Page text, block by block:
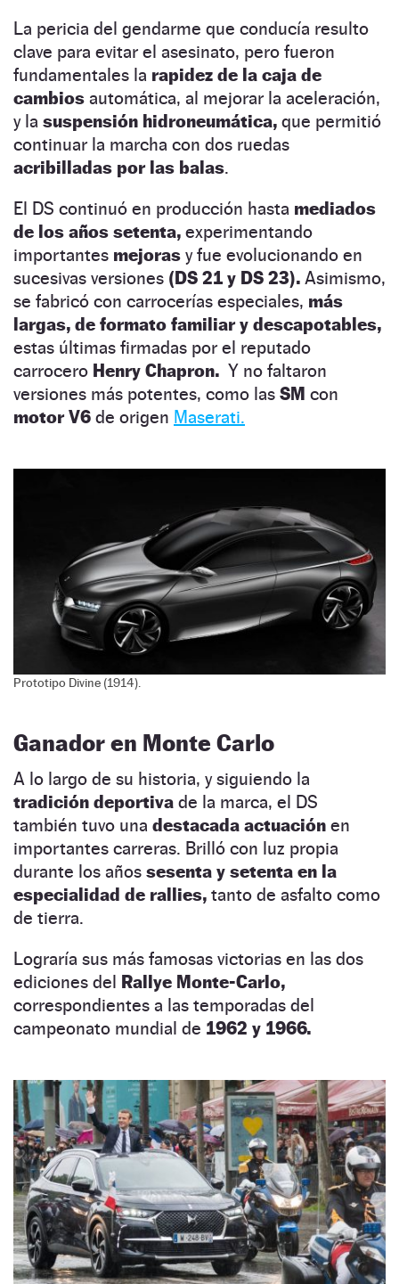
La pericia del gendarme que conducía resulto
clave para evitar el asesinato, pero fueron
fundamentales la rapidez de la caja de
cambios automática, al mejorar la aceleración,
y la suspensión hidroneumática, que permitió
continuar la marcha con dos ruedas
acribilladas por las balas.
El DS continuó en producción hasta mediados
de los años setenta, experimentando
importantes mejoras y fue evolucionando en
sucesivas versiones (DS 21 y DS 23). Asimismo,
se fabricó con carrocerías especiales, más
largas, de formato familiar y descapotables,
estas últimas firmadas por el reputado
carrocero Henry Chapron. Y no faltaron
versiones más potentes, como las SM con
motor V6 de origen Maserati.
Prototipo Divine (1914).
Ganador en Monte Carlo
A lo largo de su historia, y siguiendo la
tradición deportiva de la marca, el DS
también tuvo una destacada actuación en
importantes carreras. Brilló con luz propia
durante los años sesenta y setenta en la
especialidad de rallies, tanto de asfalto como
de tierra.
Lograría sus más famosas victorias en las dos
ediciones del Rallye Monte-Carlo,
correspondientes a las temporadas del
campeonato mundial de 1962 y 1966.